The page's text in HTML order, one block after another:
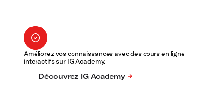
Améliorez vos connaissances avec des cours en ligne
interactifs sur IG Academy.